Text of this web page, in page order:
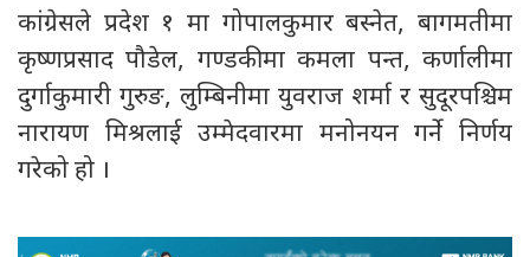
कांग्रेसले प्रदेश १ मा गोपालकुमार बस्नेत, बागमतीमा
कृष्णप्रसाद पौडेल, गण्डकीमा कमला पन्त, कर्णालीमा
दुर्गाकुमारी गुरुङ, लुम्बिनीमा युवराज शर्मा र सुदूरपश्चिम
नारायण मिश्रलाई उम्मेदवारमा मनोनयन गर्ने निर्णय
गरेको हो ।